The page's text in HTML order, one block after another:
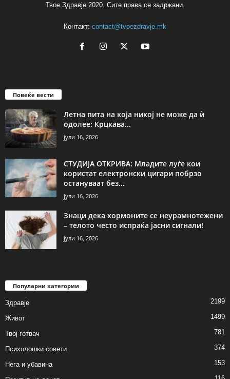
Твое Здравје 2020. Сите права се задржани.
Контакт: contact@tvoezdravje.mk
Повеќе вести
Летна пита на која никој не може да ѝ
одолее: Крцкава...
јули 16, 2026
СТУДИЈА ОТКРИВА: Младите луѓе кои
користат електронски цигари побрзо
остануваат без...
јули 16, 2026
Знаци дека хормоните се неурамнотежени
– телото често испраќа јасни сигнали!
јули 16, 2026
Популарни категории
Здравје 2199
Живот 1499
Твој готвач 781
Психолошки совети 374
Нега и убавина 153